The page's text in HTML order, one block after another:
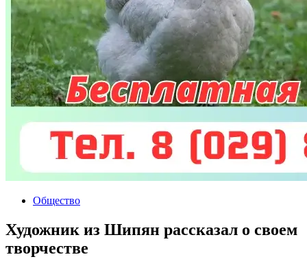
Общество
Художник из Шипян рассказал о своем
творчестве